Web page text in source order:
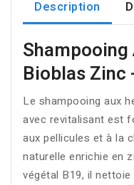
Description
Bioblas Zinc
Le shampooing aux
avec revitalisant est
aux pellicules et à la
naturelle enrichie en
végétal B19, il